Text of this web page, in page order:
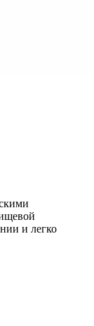
и легко